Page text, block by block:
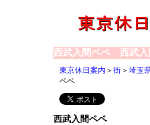
西武入間ペペ 西武入
東京休日案内 ＞ 街 ＞ 埼玉
ペペ
西武入間ペペ